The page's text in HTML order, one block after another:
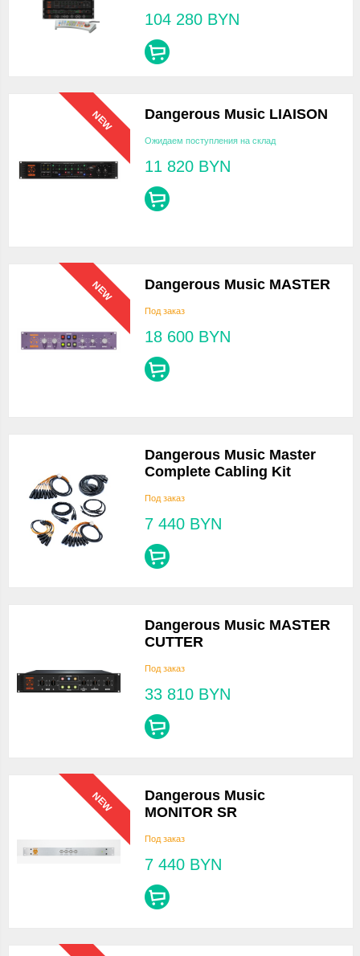
104 280 BYN
NEW Dangerous Music LIAISON
Ожидаем поступления на склад
11 820 BYN
NEW Dangerous Music MASTER
Под заказ
18 600 BYN
Dangerous Music Master
Complete Cabling Kit
Под заказ
7 440 BYN
Dangerous Music MASTER
CUTTER
Под заказ
33 810 BYN
NEW
Dangerous Music
MONITOR SR
Под заказ
7 440 BYN